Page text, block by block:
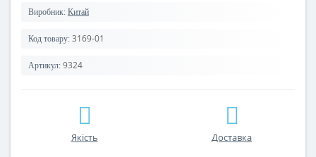
Виробник: Китай
Код товару: 3169-01
Артикул: 9324
Якість Доставка